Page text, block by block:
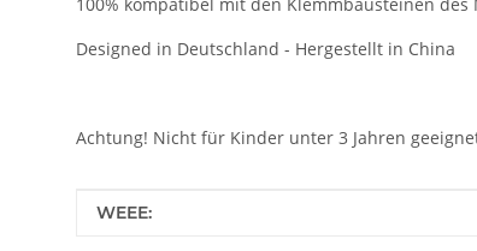
100% kompatibel mit den Klemmbausteinen
Designed in Deutschland - Hergestellt in China
Achtung! Nicht für Kinder unter 3 Jahren
Produkteigenschaft
Wert
WEEE: